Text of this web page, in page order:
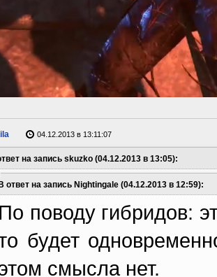
04.12.2013 в 13:11:07
на запись skuzko (04.12.2013 в 13:05):
В ответ на запись Nightingale (04.12.2013 в 12:59):
По поводу гибридов:
будет
смысла нет.